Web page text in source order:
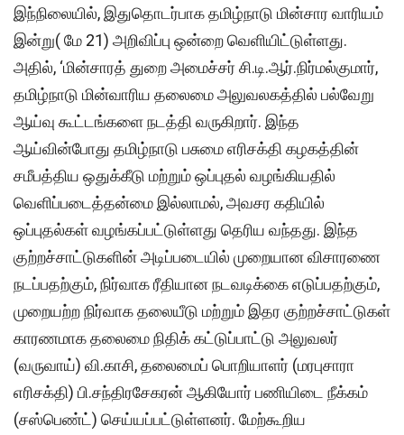
இந்நிலையில், இதுதொடர்பாக தமிழ்நாடு மின்சார வாரியம்
இன்று( மே 21) அறிவிப்பு ஒன்றை வெளியிட்டுள்ளது.
அதில், ‘மின்சாரத் துறை அமைச்சர் சி.டி.ஆர்.நிர்மல்குமார்,
தமிழ்நாடு மின்வாரிய தலைமை அலுவலகத்தில் பல்வேறு
ஆய்வு கூட்டங்களை நடத்தி வருகிறார். இந்த
ஆய்வின்போது தமிழ்நாடு பசுமை எரிசக்தி கழகத்தின்
சமீபத்திய ஒதுக்கீடு மற்றும் ஒப்புதல் வழங்கியதில்
வெளிப்படைத்தன்மை இல்லாமல், அவசர கதியில்
ஒப்புதல்கள் வழங்கப்பட்டுள்ளது தெரிய வந்தது. இந்த
குற்றச்சாட்டுகளின் அடிப்படையில் முறையான விசாரணை
நடப்பதற்கும், நிர்வாக ரீதியான நடவடிக்கை எடுப்பதற்கும்,
முறையற்ற நிர்வாக தலையீடு மற்றும் இதர குற்றச்சாட்டுகள்
காரணமாக தலைமை நிதிக் கட்டுப்பாட்டு அலுவலர்
(வருவாய்) வி.காசி, தலைமைப் பொறியாளர் (மரபுசாரா
எரிசக்தி) பி.சந்திரசேகரன் ஆகியோர் பணியிடை நீக்கம்
(சஸ்பெண்ட்) செய்யப்பட்டுள்ளனர். மேற்கூறிய